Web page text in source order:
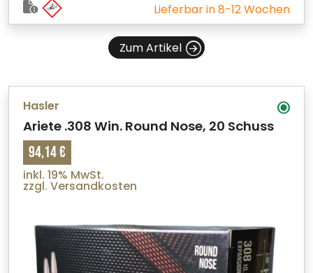
Lieferbar in 8-12 Wochen
Zum Artikel
Hasler
Ariete .308 Win. Round Nose, 20 Schuss
94,14 €
inkl. 19% MwSt.
zzgl. Versandkosten